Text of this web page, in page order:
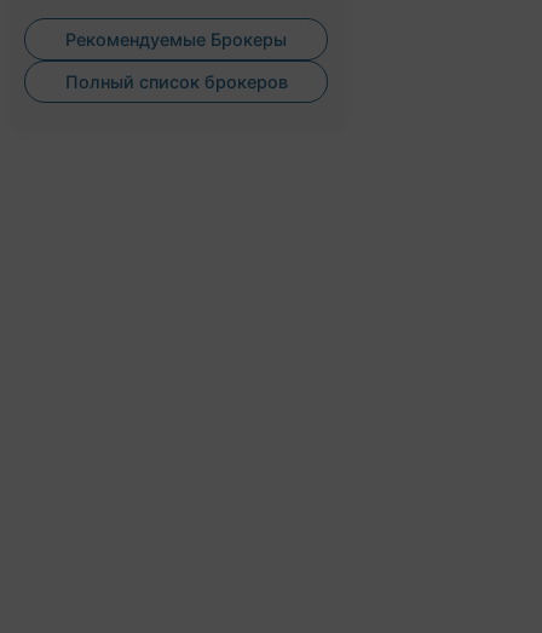
Рекомендуемые Брокеры
Полный список брокеров